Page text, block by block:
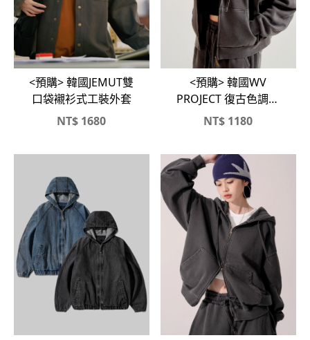
<預購> 韓國JEMUT雙
口袋襯衫式工裝外套
NT$ 1680
<預購> 韓國WV
PROJECT 復古色調雙
拉鍊刷毛連帽外套X口
NT$ 1180